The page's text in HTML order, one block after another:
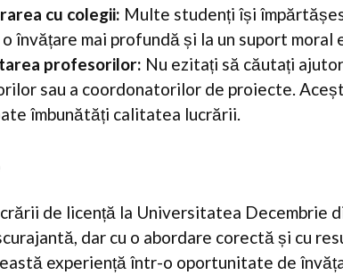
cu colegii: Multe studenți își
învățare mai profundă și la un suport moral
profesorilor: Nu ezitați să căutați
sau a coordonatorilor de proiecte.
îmbunătăți calitatea lucrării.
de licență la Universitatea Decembrie
dar cu o abordare corectă și cu
experiență într-o oportunitate de